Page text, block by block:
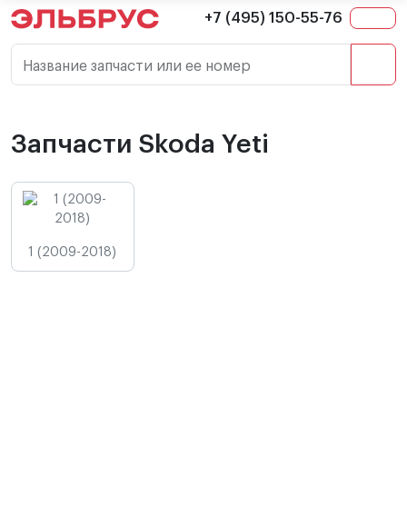
+7 (495) 150-55-76
Название запчасти или ее номер
Запчасти Skoda Yeti
1 (2009-2018)